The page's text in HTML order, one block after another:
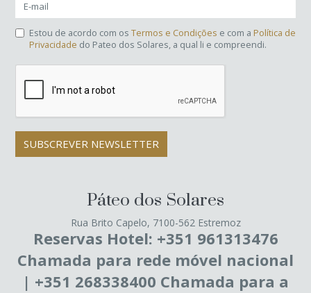
Estou de acordo com os Termos e Condições e com a Política de
Privacidade do Pateo dos Solares, a qual li e compreendi.
SUBSCREVER NEWSLETTER
Páteo dos Solares
Rua Brito Capelo, 7100-562 Estremoz
Reservas Hotel: +351 961313476
Chamada para rede móvel nacional
| +351 268338400 Chamada para a